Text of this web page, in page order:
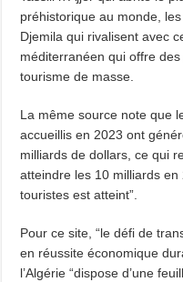
préhistorique au monde,
Djemila qui rivalisent avec
méditerranéen qui offre
tourisme de masse.
La même source note que
accueillis en 2023 ont
milliards de dollars, ce qui
atteindre les 10 milliards en
touristes est atteint”.
Pour ce site, “le défi de
en réussite économique
l’Algérie “dispose d’une